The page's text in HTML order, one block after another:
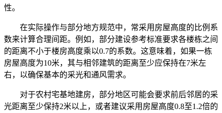
性。
在实际操作与部分地方规范中，常采用房屋高度的比例系
数来计算合理间距。例如，部分建设参考标准要求各楼栋之间
的距离不小于楼房高度乘以0.7的系数。这意味着，如果一栋
房屋高度为10米，其与相邻建筑的距离至少应保持在7米左
右，以确保基本的采光和通风需求。
对于农村宅基地建房，部分地区可能会要求前后邻居的采
光距离至少保持2米以上，或者建议采用房屋高度0.8至1.2倍的